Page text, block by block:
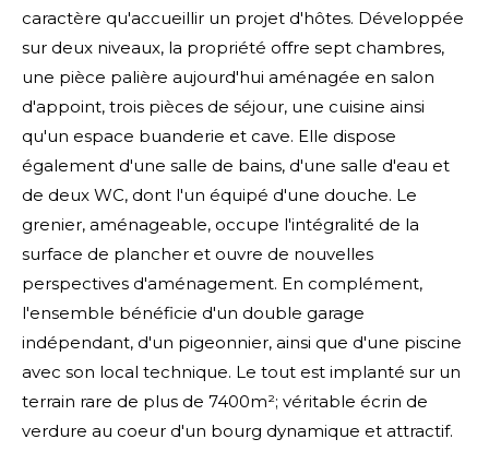
caractère qu'accueillir un projet d'hôtes. Développée
sur deux niveaux, la propriété offre sept chambres,
une pièce palière aujourd'hui aménagée en salon
d'appoint, trois pièces de séjour, une cuisine ainsi
qu'un espace buanderie et cave. Elle dispose
également d'une salle de bains, d'une salle d'eau et
de deux WC, dont l'un équipé d'une douche. Le
grenier, aménageable, occupe l'intégralité de la
surface de plancher et ouvre de nouvelles
perspectives d'aménagement. En complément,
l'ensemble bénéficie d'un double garage
indépendant, d'un pigeonnier, ainsi que d'une piscine
avec son local technique. Le tout est implanté sur un
terrain rare de plus de 7400m²; véritable écrin de
verdure au coeur d'un bourg dynamique et attractif.